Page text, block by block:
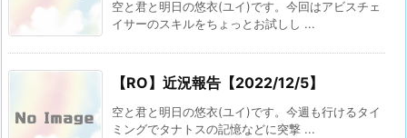
空と君と明日の悠衣(ユイ)です。今回はアビスチェ
イサーのスキルをちょっとお試しし ...
【RO】近況報告【2022/12/5】
空と君と明日の悠衣(ユイ)です。今週も行けるタイ
ミングでタナトスの記憶などに突撃 ...